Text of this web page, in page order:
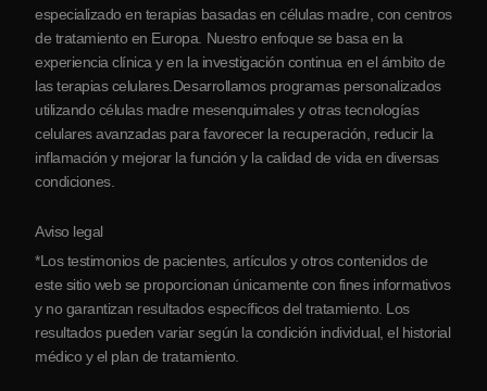
Colaboraciones
especializado en terapias basadas en células madre, con centros
de tratamiento en Europa. Nuestro enfoque se basa en la
experiencia clínica y en la investigación continua en el ámbito de
las terapias celulares.Desarrollamos programas personalizados
utilizando células madre mesenquimales y otras tecnologías
celulares avanzadas para favorecer la recuperación, reducir la
inflamación y mejorar la función y la calidad de vida en diversas
condiciones.
Aviso legal
*Los testimonios de pacientes, artículos y otros contenidos de
este sitio web se proporcionan únicamente con fines informativos
y no garantizan resultados específicos del tratamiento. Los
resultados pueden variar según la condición individual, el historial
médico y el plan de tratamiento.